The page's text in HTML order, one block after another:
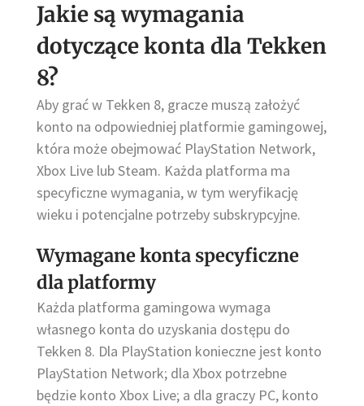
Jakie są wymagania
dotyczące konta dla Tekken
8?
Aby grać w Tekken 8, gracze muszą założyć
konto na odpowiedniej platformie gamingowej,
która może obejmować PlayStation Network,
Xbox Live lub Steam. Każda platforma ma
specyficzne wymagania, w tym weryfikację
wieku i potencjalne potrzeby subskrypcyjne.
Wymagane konta specyficzne
dla platformy
Każda platforma gamingowa wymaga
własnego konta do uzyskania dostępu do
Tekken 8. Dla PlayStation konieczne jest konto
PlayStation Network; dla Xbox potrzebne
będzie konto Xbox Live; a dla graczy PC, konto